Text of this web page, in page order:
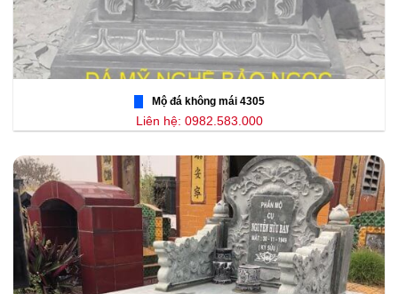
Mộ đá không mái 4305
Liên hệ: 0982.583.000